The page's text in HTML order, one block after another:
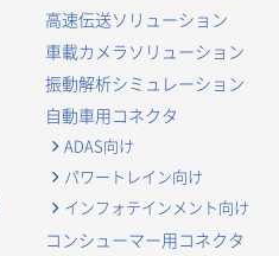
高速伝送ソリューション
車載カメラソリューション
振動解析シミュレーション
自動車用コネクタ
ADAS向け
パワートレイン向け
インフォテインメント向け
コンシューマー用コネクタ